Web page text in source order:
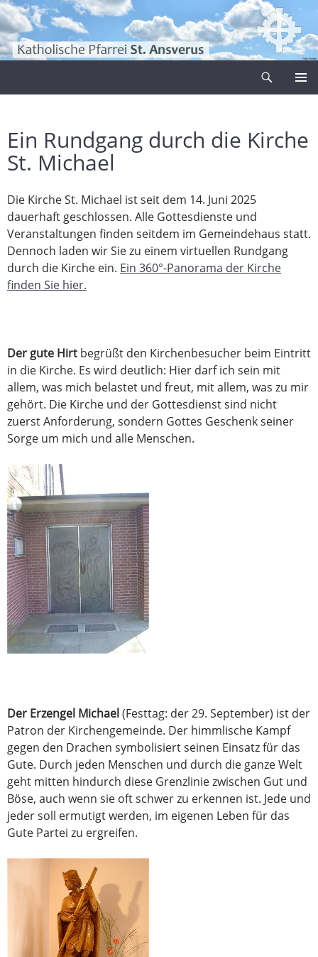
Zum
Inhalt
springen
Ein Rundgang durch die Kirche
St. Michael
Die Kirche St. Michael ist seit dem 14. Juni 2025
dauerhaft geschlossen. Alle Gottesdienste und
Veranstaltungen finden seitdem im Gemeindehaus statt.
Dennoch laden wir Sie zu einem virtuellen Rundgang
durch die Kirche ein. Ein 360°-Panorama der Kirche
finden Sie hier.
Der gute Hirt begrüßt den Kirchenbesucher beim Eintritt
in die Kirche. Es wird deutlich: Hier darf ich sein mit
allem, was mich belastet und freut, mit allem, was zu mir
gehört. Die Kirche und der Gottesdienst sind nicht
zuerst Anforderung, sondern Gottes Geschenk seiner
Sorge um mich und alle Menschen.
Der Erzengel Michael(Festtag: der 29. September) ist der
Patron der Kirchengemeinde. Der himmlische Kampf
gegen den Drachen symbolisiert seinen Einsatz für das
Gute. Durch jeden Menschen und durch die ganze Welt
geht mitten hindurch diese Grenzlinie zwischen Gut und
Böse, auch wenn sie oft schwer zu erkennen ist. Jede und
jeder soll ermutigt werden, im eigenen Leben für das
Gute Partei zu ergreifen.